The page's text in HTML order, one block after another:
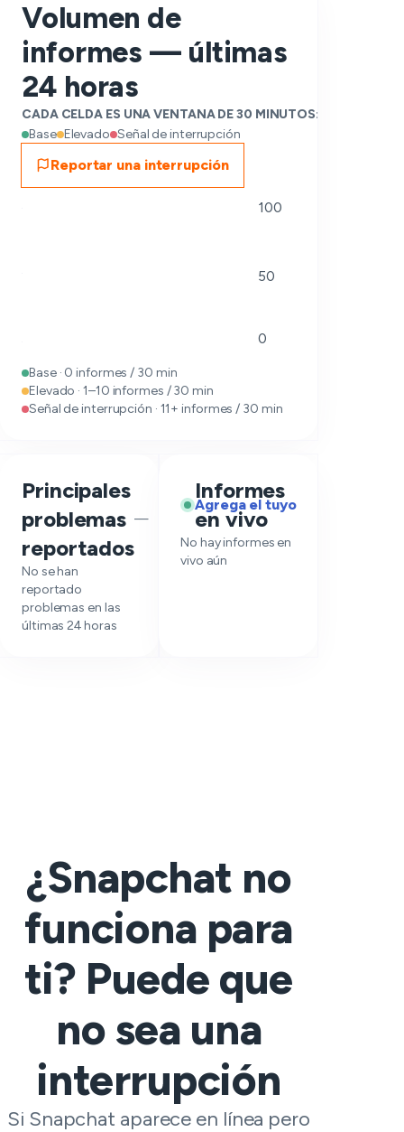
Volumen de
informes — últimas
24 horas
CADA CELDA ES UNA VENTANA DE 30 MINUTOS:
Base Elevado Señal de interrupción
Reportar una interrupción
100
50
0
Base · 0 informes / 30 min
Elevado · 1–10 informes / 30 min
Señal de interrupción · 11+ informes / 30 min
Principales
problemas
reportados
—
No se han
reportado
problemas en las
últimas 24 horas
Informes
en vivo
Agrega el tuyo
No hay informes en
vivo aún
¿Snapchat no
funciona para
ti? Puede que
no sea una
interrupción
Si Snapchat aparece en línea pero